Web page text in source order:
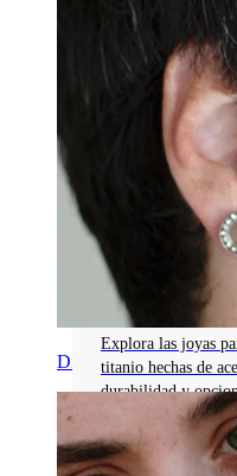
Dilataciones
Materiales De Joyas
PARA
Y USO
Explora las joyas
titanio hechas de
durabilidad y
Leer más